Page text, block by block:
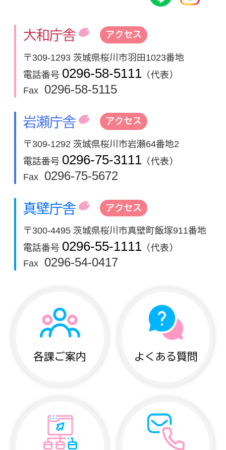
大和庁舎 アクセス
〒309-1293 茨城県桜川市羽田1023番地
電話番号 0296-58-5111 （代表）
Fax
0296-58-5115
岩瀬庁舎 アクセス
〒309-1292 茨城県桜川市岩瀬64番地2
電話番号 0296-75-3111 （代表）
Fax
0296-75-5672
真壁庁舎 アクセス
〒300-4495 茨城県桜川市真壁町飯塚911番地
電話番号 0296-55-1111 （代表）
Fax
0296-54-0417
各課ご案内 よくある質問